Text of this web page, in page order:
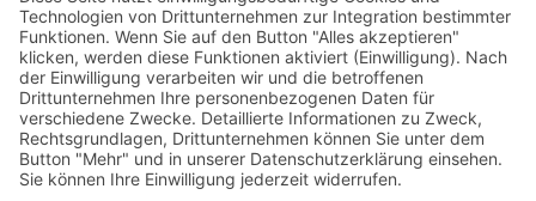
Ich stimme zu, dass meine Angaben aus dem Formular zur
Beantwortung meiner Anfrage erhoben und verarbeitet
werden. Die Daten werden so lange gespeichert, bis ein
Widerspruch erfolgt. Hinweis: Sie können Ihre Einwilligung
jederzeit in der Zukunft per Mail anhello@wisdomeurope.eu
widerrufen. Detaillierte Informationen zum Umgang mit
Nutzerdaten finden Sie in unsererDatenschutzerklärung.